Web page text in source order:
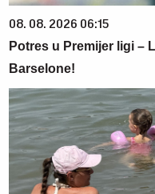
08. 08. 2026 06:15
Potres u Premijer ligi –
Barselone!